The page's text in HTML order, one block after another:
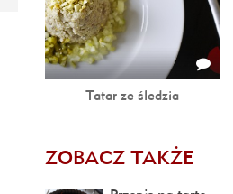
Tatar ze śledzia
ZOBACZ TAKŻE